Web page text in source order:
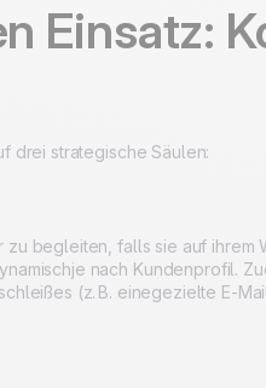
Einsatz:
drei strategische Säulen:
begleiten, falls sie auf ihrem
nach Kundenprofil.
(z. B. einegezielte E-